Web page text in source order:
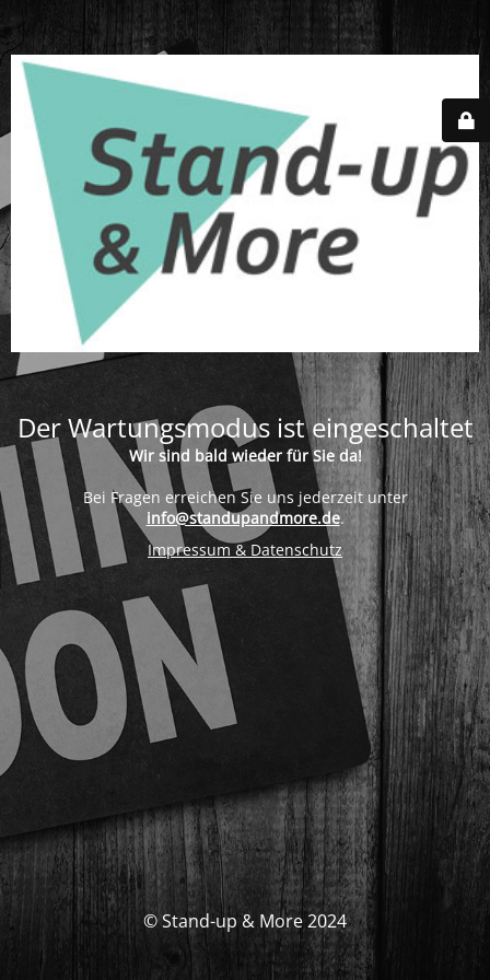
Der Wartungsmodus ist eingeschaltet
Wir sind bald wieder für Sie da!
Bei Fragen erreichen Sie uns jederzeit unter
info@standupandmore.de.
Impressum & Datenschutz
© Stand-up & More 2024